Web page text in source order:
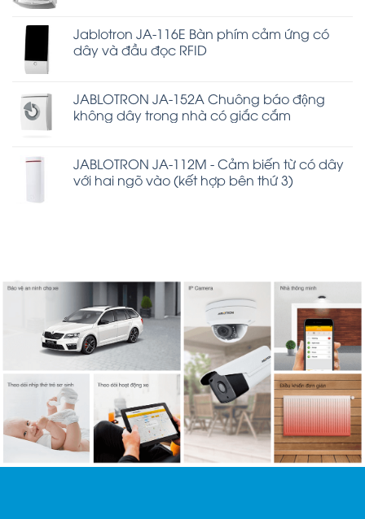
Jablotron JA-116E Bàn phím cảm ứng có
dây và đầu đọc RFID
JABLOTRON JA-152A Chuông báo động
không dây trong nhà có giắc cắm
JABLOTRON JA-112M - Cảm biến từ có dây
với hai ngõ vào (kết hợp bên thứ 3)